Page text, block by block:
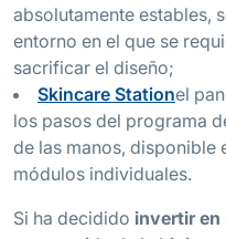
absolutamente estables,
entorno en el que se
sacrificar el diseño;
Skincare Stationel
los pasos del programa
de las manos, disponible
módulos individuales.
Si ha decidido invertir en